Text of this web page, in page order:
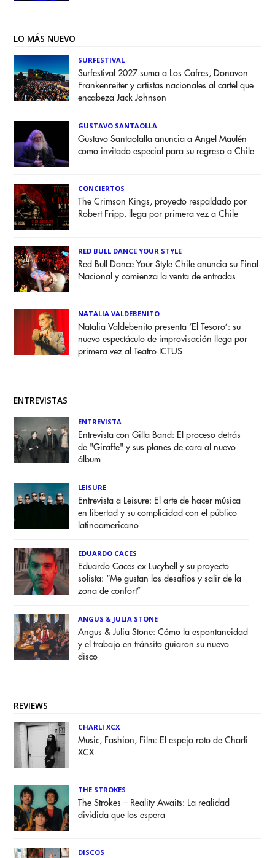
LO MÁS NUEVO
SURFESTIVAL
Surfestival 2027 suma a Los Cafres, Donavon
Frankenreiter y artistas nacionales al cartel que
encabeza Jack Johnson
GUSTAVO SANTAOLLA
Gustavo Santaolalla anuncia a Angel Maulén
como invitado especial para su regreso a Chile
CONCIERTOS
The Crimson Kings, proyecto respaldado por
Robert Fripp, llega por primera vez a Chile
RED BULL DANCE YOUR STYLE
Red Bull Dance Your Style Chile anuncia su Final
Nacional y comienza la venta de entradas
NATALIA VALDEBENITO
Natalia Valdebenito presenta ‘El Tesoro’: su
nuevo espectáculo de improvisación llega por
primera vez al Teatro ICTUS
ENTREVISTAS
ENTREVISTA
Entrevista con Gilla Band: El proceso detrás
de "Giraffe" y sus planes de cara al nuevo
álbum
LEISURE
Entrevista a Leisure: El arte de hacer música
en libertad y su complicidad con el público
latinoamericano
EDUARDO CACES
Eduardo Caces ex Lucybell y su proyecto
solista: “Me gustan los desafíos y salir de la
zona de confort”
ANGUS & JULIA STONE
Angus & Julia Stone: Cómo la espontaneidad
y el trabajo en tránsito guiaron su nuevo
disco
REVIEWS
CHARLI XCX
Music, Fashion, Film: El espejo roto de Charli
XCX
THE STROKES
The Strokes – Reality Awaits: La realidad
dividida que los espera
DISCOS